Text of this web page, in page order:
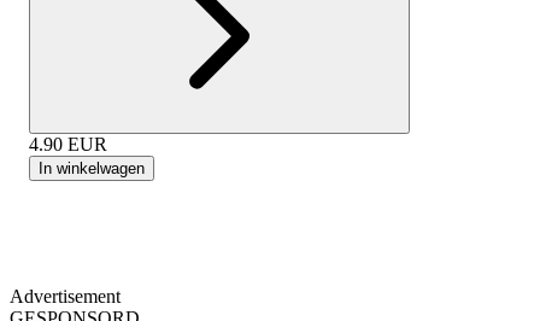
4.90 EUR
In winkelwagen
Advertisement